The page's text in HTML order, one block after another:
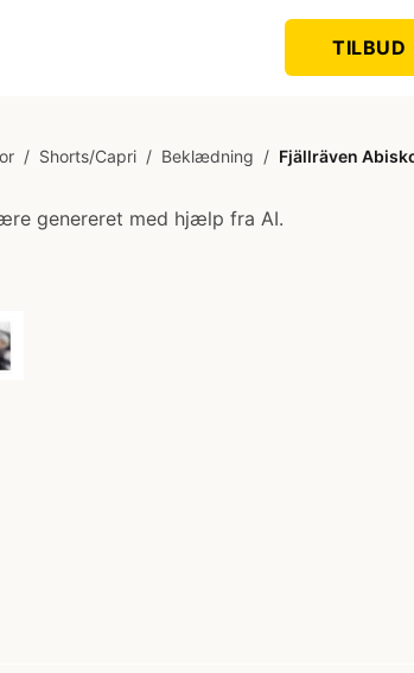
TILBUD
/ Shorts/Capri / Beklædning / Fjällräven
genereret med hjælp fra AI.